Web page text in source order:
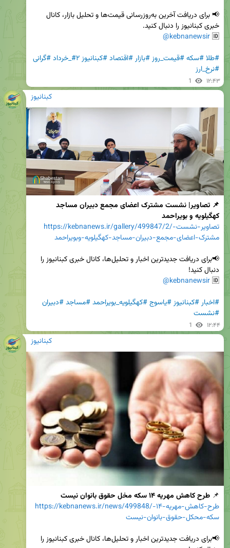
🆔
@kebnanewsir
#طلا#سکه#قیمت_روز#بازار#اقتصاد#کبنانیوز#۲_خرداد
#گرانی
#نرخ_ارز
1 ۱۲:۴۳
کبنانیوز
کهگیلویه و بویراحمد
https://kebnanews.ir/gallery/499847/2/تصاویر-نشست-
مشترک-اعضای-مجمع-دبیران-مساجد-کهگیلویه-وبویراحمد
🆔
@kebnanewsir
#اخبار#کبنانیوز#یاسوج#کهگیلویه_بویراحمد#مساجد#دبیران
#نشست
1 ۱۲:۴۴
کبنانیوز
📌 طرح کاهش مهریه ۱۴ سکه مخل حقوق بانوان نیست
https://kebnanews.ir/news/499848/طرح-کاهش-مهریه-۱۴-
سکه-محکل-حقوق-بانوان-نیست